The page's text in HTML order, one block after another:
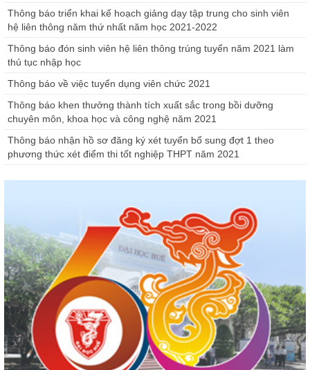
Thông báo triển khai kế hoạch giảng dạy tập trung cho sinh viên
hệ liên thông năm thứ nhất năm học 2021-2022
Thông báo đón sinh viên hệ liên thông trúng tuyển năm 2021 làm
thủ tục nhập học
Thông báo về việc tuyển dụng viên chức 2021
Thông báo khen thưởng thành tích xuất sắc trong bồi dưỡng
chuyên môn, khoa học và công nghệ năm 2021
Thông báo nhận hồ sơ đăng ký xét tuyển bổ sung đợt 1 theo
phương thức xét điểm thi tốt nghiệp THPT năm 2021